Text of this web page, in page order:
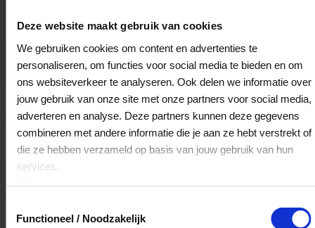
Deze website maakt gebruik van cookies
We gebruiken cookies om content en advertenties te
personaliseren, om functies voor social media te bieden en om
ons websiteverkeer te analyseren. Ook delen we informatie over
jouw gebruik van onze site met onze partners voor social media,
adverteren en analyse. Deze partners kunnen deze gegevens
combineren met andere informatie die je aan ze hebt verstrekt of
die ze hebben verzameld op basis van jouw gebruik van hun
services.
Klikhiervoor ons cookiebeleid.
Functioneel / Noodzakelijk
Bestedingslocaties
Shirdi Sai stichting Netherlands
Dadelpalmstraat 8
1104DD Amsterdam
Veelgestelde Vragen
Hoelang blijft mijn saldo geldig?